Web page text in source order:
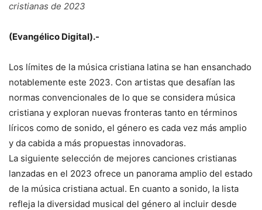
cristianas de 2023
(Evangélico Digital).-
Los límites de la música cristiana latina se han ensanchado
notablemente este 2023. Con artistas que desafían las
normas convencionales de lo que se considera música
cristiana y exploran nuevas fronteras tanto en términos
líricos como de sonido, el género es cada vez más amplio
y da cabida a más propuestas innovadoras.
La siguiente selección de mejores canciones cristianas
lanzadas en el 2023 ofrece un panorama amplio del estado
de la música cristiana actual. En cuanto a sonido, la lista
refleja la diversidad musical del género al incluir desde